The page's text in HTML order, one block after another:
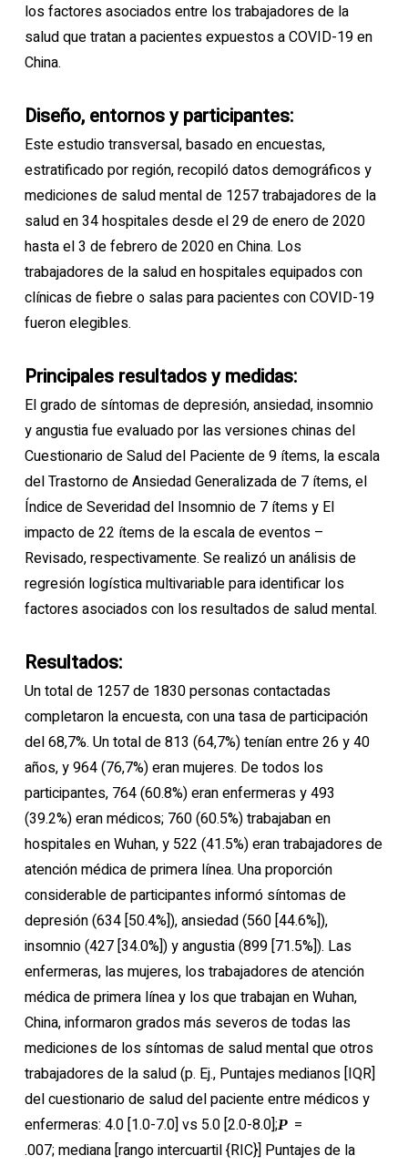
los factores asociados entre los trabajadores de la
salud que tratan a pacientes expuestos a COVID-19 en
China.
Diseño, entornos y participantes:
Este estudio transversal, basado en encuestas,
estratificado por región, recopiló datos demográficos y
mediciones de salud mental de 1257 trabajadores de la
salud en 34 hospitales desde el 29 de enero de 2020
hasta el 3 de febrero de 2020 en China. Los
trabajadores de la salud en hospitales equipados con
clínicas de fiebre o salas para pacientes con COVID-19
fueron elegibles.
Principales resultados y medidas:
El grado de síntomas de depresión, ansiedad, insomnio
y angustia fue evaluado por las versiones chinas del
Cuestionario de Salud del Paciente de 9 ítems, la escala
del Trastorno de Ansiedad Generalizada de 7 ítems, el
Índice de Severidad del Insomnio de 7 ítems y El
impacto de 22 ítems de la escala de eventos –
Revisado, respectivamente. Se realizó un análisis de
regresión logística multivariable para identificar los
factores asociados con los resultados de salud mental.
Resultados:
Un total de 1257 de 1830 personas contactadas
completaron la encuesta, con una tasa de participación
del 68,7%. Un total de 813 (64,7%) tenían entre 26 y 40
años, y 964 (76,7%) eran mujeres. De todos los
participantes, 764 (60.8%) eran enfermeras y 493
(39.2%) eran médicos; 760 (60.5%) trabajaban en
hospitales en Wuhan, y 522 (41.5%) eran trabajadores de
atención médica de primera línea. Una proporción
considerable de participantes informó síntomas de
depresión (634 [50.4%]), ansiedad (560 [44.6%]),
insomnio (427 [34.0%]) y angustia (899 [71.5%]). Las
enfermeras, las mujeres, los trabajadores de atención
médica de primera línea y los que trabajan en Wuhan,
China, informaron grados más severos de todas las
mediciones de los síntomas de salud mental que otros
trabajadores de la salud (p. Ej., Puntajes medianos [IQR]
del cuestionario de salud del paciente entre médicos y
enfermeras: 4.0 [1.0-7.0] vs 5.0 [2.0-8.0];P=
.007; mediana [rango intercuartil {RIC}] Puntajes de la